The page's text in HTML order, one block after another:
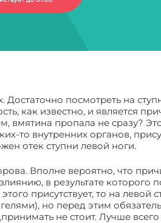
Достаточно посмотреть на
как известно, и является
вмятина пропала не сразу?
то внутренних органов,
отек ступни левой ноги.
Вполне вероятно, что
в результате которого
присутствует, то на левой
но перед этим
не стоит. Лучше